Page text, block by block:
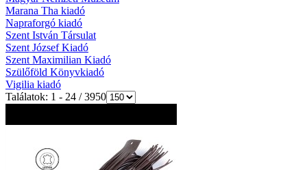
Marana Tha kiadó
Napraforgó kiadó
Szent István Társulat
Szent József Kiadó
Szent Maximilian Kiadó
Szülőföld Könyvkiadó
Vigilia kiadó
Találatok: 1 - 24 / 3950